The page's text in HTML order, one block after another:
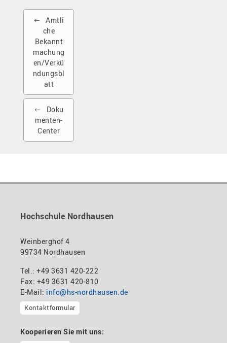
Amtli
che
Bekannt
machung
en/Verkü
ndungsbl
att
Doku
menten-
Center
Hochschule Nordhausen
Weinberghof 4
99734 Nordhausen
Tel.: +49 3631 420-222
Fax: +49 3631 420-810
E-Mail: info@hs-nordhausen.de
Kontaktformular
Kooperieren Sie mit uns: